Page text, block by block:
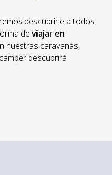
descubrirle a todos
de viajar en
nuestras caravanas,
descubrirá
con su
el contacto directo